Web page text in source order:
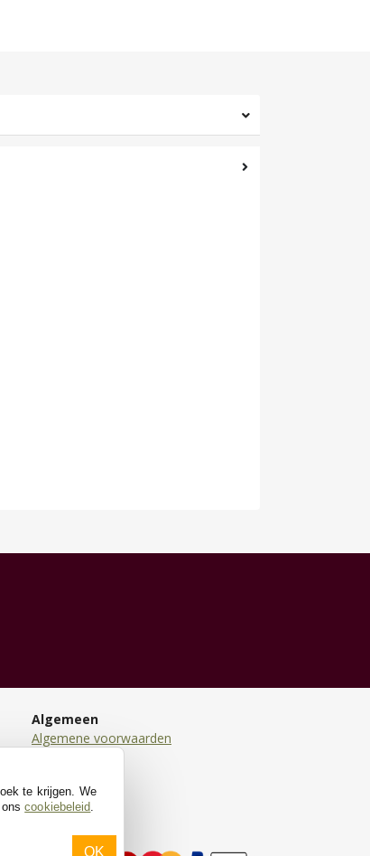
Algemeen
Algemene voorwaarden
Cookies
te krijgen. We
onscookiebeleid
OK